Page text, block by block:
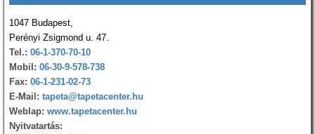
1047 Budapest,
Perényi Zsigmond u. 47.
Tel.: 06-1-370-70-10
Mobil: 06-30-9-578-738
Fax: 06-1-231-02-73
E-Mail: tapeta@tapetacenter.hu
Weblap: www.tapetacenter.hu
Nyitvatartás: